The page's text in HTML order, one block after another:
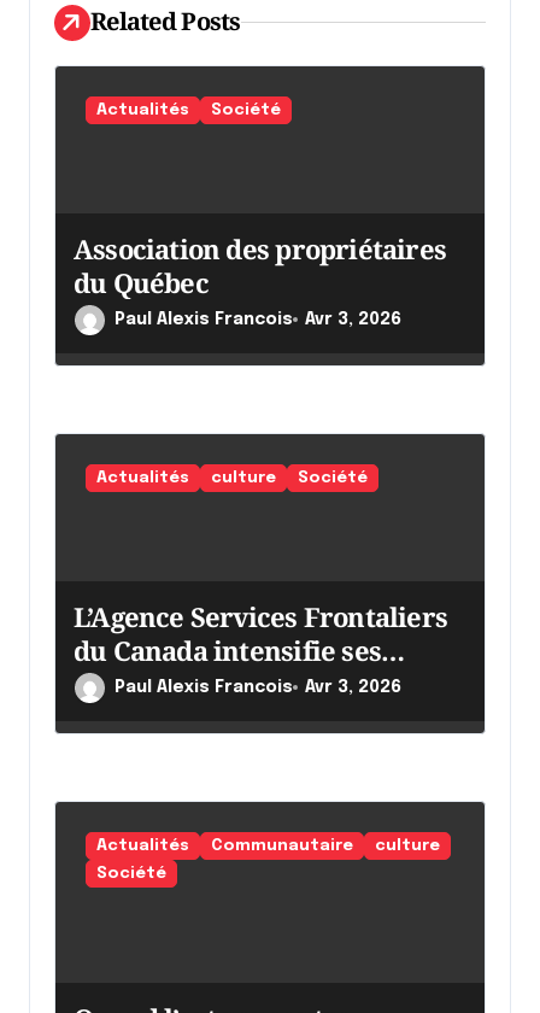
l
'
a
c
l
e
Related Posts
Actualités Société
Association des propriétaires
du Québec
Paul Alexis Francois Avr 3, 2026
Actualités culture Société
L’Agence Services Frontaliers
du Canada intensifie ses
effortsPaul Alexis Francois Avr 3, 2026
Actualités Communautaire
culture
Société